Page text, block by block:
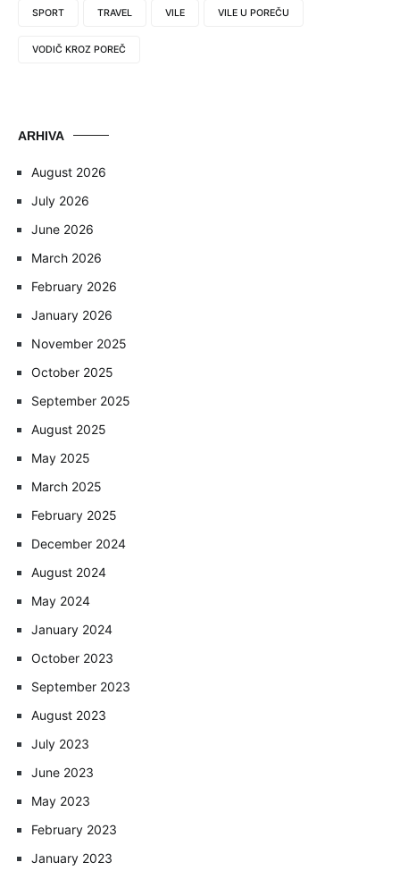
SPORT TRAVEL VILE VILE U POREČU
VODIČ KROZ POREČ
ARHIVA
August 2026
July 2026
June 2026
March 2026
February 2026
January 2026
November 2025
October 2025
September 2025
August 2025
May 2025
March 2025
February 2025
December 2024
August 2024
May 2024
January 2024
October 2023
September 2023
August 2023
July 2023
June 2023
May 2023
February 2023
January 2023